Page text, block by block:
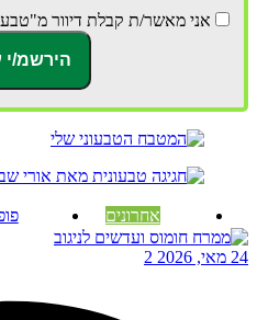
אני מאשר/ת קבלת דיוור
אחרונים
24 מאי, 2026 2